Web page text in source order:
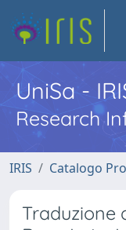
UniSa -
Research
IRIS Catalogo
Traduzione